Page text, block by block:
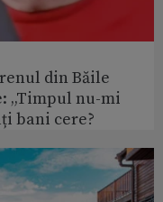
din Băile
„Timpul nu-mi
bani cere?